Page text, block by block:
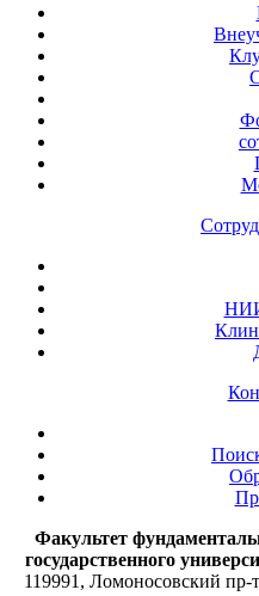
Факультет
государственного
119991, Ломоносовский пр-